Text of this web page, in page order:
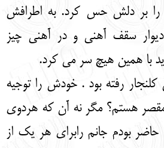
بر دلش حس کرد. به اطرافش
سقف آهنی و در آهنی چیز
با همین هیچ سر می کرد.
کلنجار رفته بود . خودش را توجیه
مقصر هستم؟ مگر نه آن که هردوی
حاضر بودم جانم رابرای هر یک از